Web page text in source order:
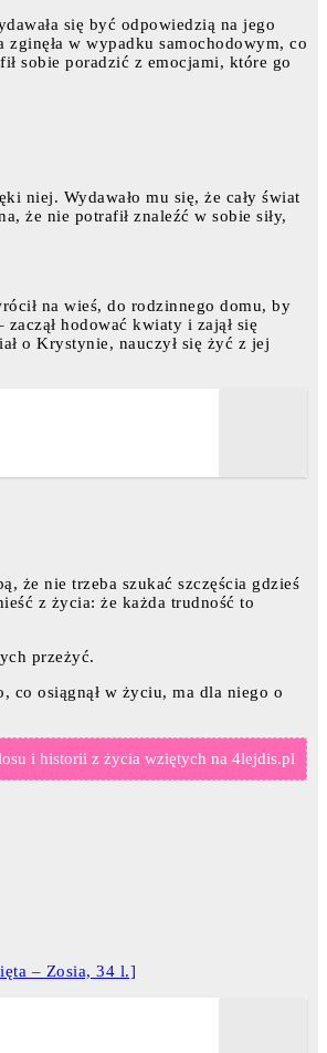
się być odpowiedzią na jego
w wypadku samochodowym, co
sobie poradzić z emocjami, które go
niej. Wydawało mu się, że cały świat
że nie potrafił znaleźć w sobie siły,
na wieś, do rodzinnego domu, by
hodować kwiaty i zajął się
o Krystynie, nauczył się żyć z jej
że nie trzeba szukać szczęścia gdzieś
z życia: że każda trudność to
przeżyć.
co osiągnął w życiu, ma dla niego o
i historii z życia wziętych na 4lejdis.pl
– Zosia, 34 l.]